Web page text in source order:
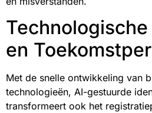
en
Met de snelle ontwikkeling van
technologieën, AI-gestuurde
transformeert ook het